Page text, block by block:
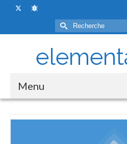
Rechercher :
Menu